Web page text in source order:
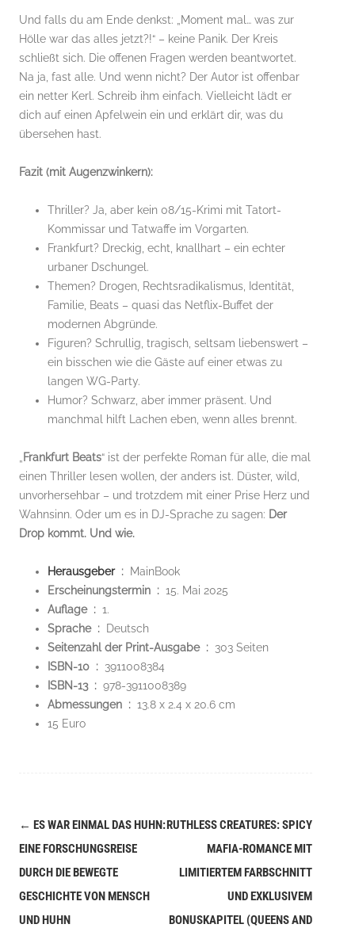
Und falls du am Ende denkst: „Moment mal… was zur
Hölle war das alles jetzt?!“ – keine Panik. Der Kreis
schließt sich. Die offenen Fragen werden beantwortet.
Na ja, fast alle. Und wenn nicht? Der Autor ist offenbar
ein netter Kerl. Schreib ihm einfach. Vielleicht lädt er
dich auf einen Apfelwein ein und erklärt dir, was du
übersehen hast.
Fazit (mit Augenzwinkern):
Thriller? Ja, aber kein 08/15-Krimi mit Tatort-
Kommissar und Tatwaffe im Vorgarten.
Frankfurt? Dreckig, echt, knallhart – ein echter
urbaner Dschungel.
Themen? Drogen, Rechtsradikalismus, Identität,
Familie, Beats – quasi das Netflix-Buffet der
modernen Abgründe.
Figuren? Schrullig, tragisch, seltsam liebenswert –
ein bisschen wie die Gäste auf einer etwas zu
langen WG-Party.
Humor? Schwarz, aber immer präsent. Und
manchmal hilft Lachen eben, wenn alles brennt.
Frankfurt Beats“ ist der perfekte Roman für alle, die mal
einen Thriller lesen wollen, der anders ist. Düster, wild,
unvorhersehbar – und trotzdem mit einer Prise Herz und
Wahnsinn. Oder um es in DJ-Sprache zu sagen: Der
Drop kommt. Und wie.
Herausgeber ‏ : ‎
MainBook
Erscheinungstermin ‏ : ‎ 15. Mai 2025
Auflage ‏ : ‎ 1.
Sprache ‏ : ‎
Deutsch
Seitenzahl der Print-Ausgabe ‏ : ‎ 303 Seiten
ISBN-10 ‏ : ‎ 3911008384
ISBN-13 ‏ : ‎ 978-3911008389
Abmessungen ‏ : ‎ 13.8 x 2.4 x 20.6 cm
15 Euro
Navigation
(Beiträge)
← ES WAR EINMAL DAS HUHN:
EINE FORSCHUNGSREISE
DURCH DIE BEWEGTE
GESCHICHTE VON MENSCH
UND HUHN
RUTHLESS CREATURES: SPICY
MAFIA-ROMANCE MIT
LIMITIERTEM FARBSCHNITT
UND EXKLUSIVEM
BONUSKAPITEL (QUEENS AND